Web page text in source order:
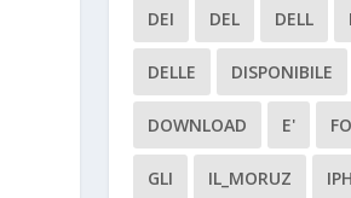
DEI DEL DELL
DELLE DISPONIBILE
DOWNLOAD E'
GLI IL_MORUZ